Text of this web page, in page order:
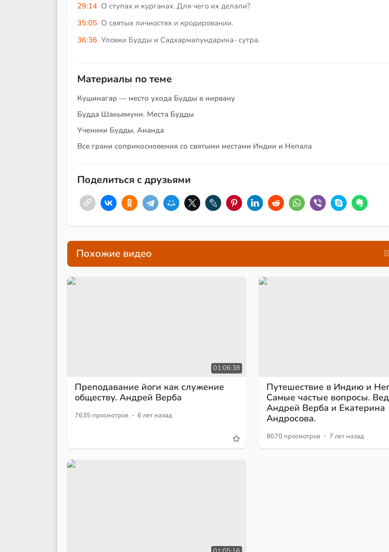
29:14 О ступах и курганах. Для чего их делали?
35:05 О святых личностях и кродировании.
36:36 Уловки Будды и Садхармапундарика- сутра.
Материалы по теме
Кушинагар — место ухода Будды в нирвану
Будда Шакьямуни. Места Будды
Ученики Будды. Ананда
Все грани соприкосновения со святыми местами Индии и Непала
Поделиться с друзьями
Похожие видео
01:06:38
Преподавание йоги как служение
обществу. Андрей Верба
7635 просмотров · 6 лет назад
Путешествие в Индию и
Самые частые вопросы.
Андрей Верба и Екатерина
Андросова.
8070 просмотров · 7 лет назад